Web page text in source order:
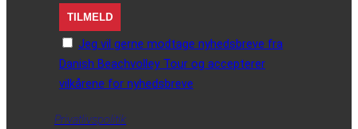
Jeg vil gerne modtage nyhedsbreve fra
Danish Beachvolley Tour og accepterer
vilkårene for nyhedsbreve
Privatlivspolitik